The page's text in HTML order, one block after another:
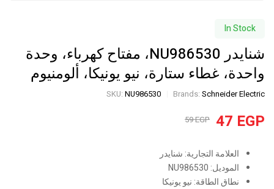
In Stock
شنايدر NU986530، مفتاح كهرباء، وحدة
واحدة، غطاء ستارة، نيو يونيكا، ألومنيوم
Brands: Schneider Electric
SKU: NU986530
59EGP 47 EGP
العلامة التجارية: شنايدر
الموديل: NU986530
نطاق الطاقة: نيو يونيكا